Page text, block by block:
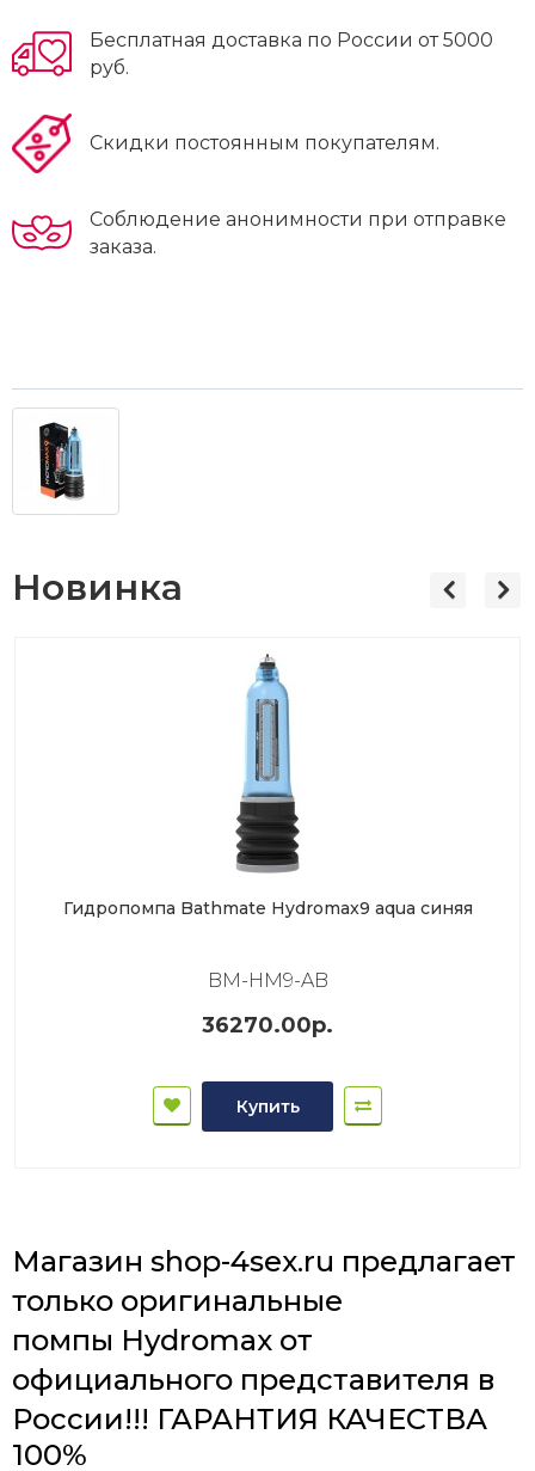
Бесплатная доставка по России от 5000
руб.
Скидки постоянным покупателям.
Соблюдение анонимности при отправке
заказа.
Новинка
Гидропомпа Bathmate Hydromax9 aqua синяя
BM-HM9-AB
36270.00р.
Купить
Магазин shop-4sex.ru предлагает
только оригинальные
помпы Hydromax от
официального представителя в
России!!! ГАРАНТИЯ КАЧЕСТВА
100%